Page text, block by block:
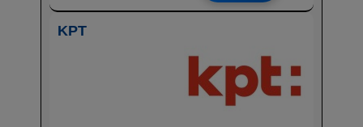
KPT